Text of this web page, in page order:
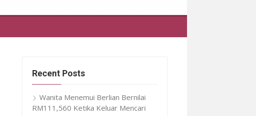
Recent Posts
Wanita Menemui Berlian Bernilai
RM111,560 Ketika Keluar Mencari